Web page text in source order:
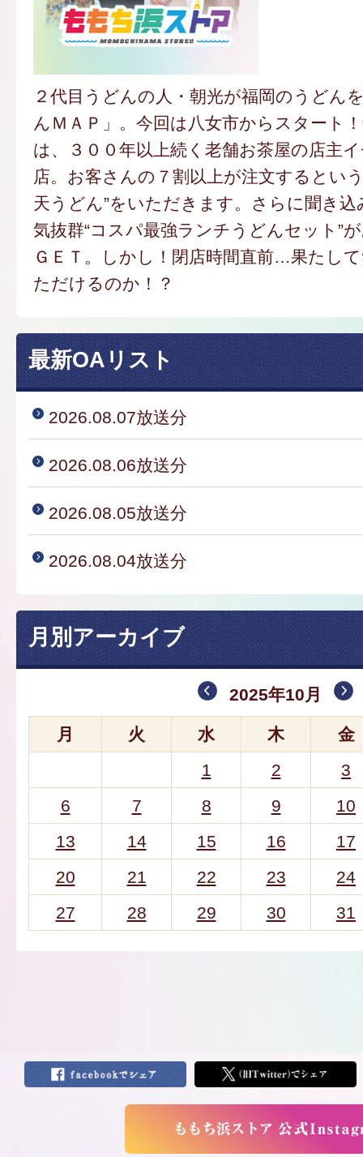
２代目うどんの人・朝光が福岡のうどん
んＭＡＰ」。今回は八女市からスタート
は、３００年以上続く老舗お茶屋の店主
店。お客さんの７割以上が注文するとい
天うどん”をいただきます。さらに聞き
気抜群“コスパ最強ランチうどんセット”
ＧＥＴ。しかし！閉店時間直前…果たし
ただけるのか！？
最新OAリスト
2026.08.07放送分
2026.08.06放送分
2026.08.05放送分
2026.08.04放送分
月別アーカイブ
2025年10月
月 火 水 木
金
1
2
3
6
7 8 9
10
13
14 15 16
17
20
21 22 23
24
27
28 29 30 31